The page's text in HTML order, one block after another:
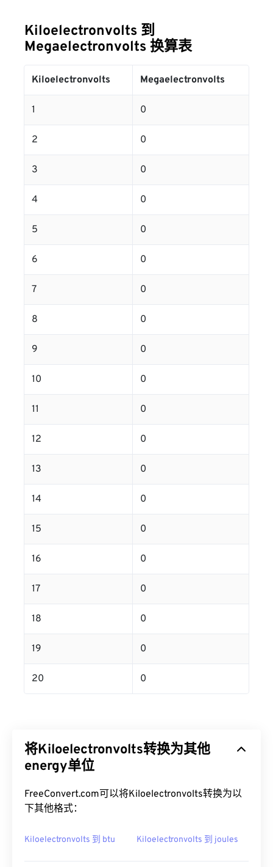
Kiloelectronvolts 到
Megaelectronvolts 换算表
Kiloelectronvolts Megaelectronvolts
1 0
2 0
3 0
4 0
5 0
6 0
7 0
8 0
9 0
10 0
11 0
12 0
13 0
14 0
15 0
16 0
17 0
18 0
19 0
20 0
将Kiloelectronvolts转换为其他
energy单位
FreeConvert.com可以将Kiloelectronvolts转换为以
下其他格式：
Kiloelectronvolts 到 btu Kiloelectronvolts 到 joules